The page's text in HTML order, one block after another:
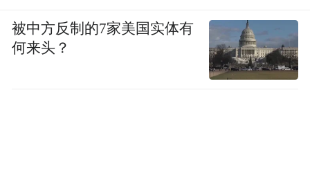
被中方反制的7家美国实体有
何来头？